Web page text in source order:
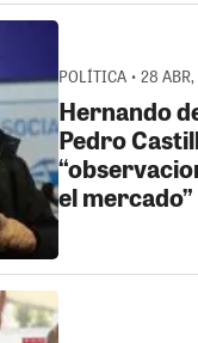
POLÍTICA • 28 ABR,
Hernando
Pedro
el mercado”